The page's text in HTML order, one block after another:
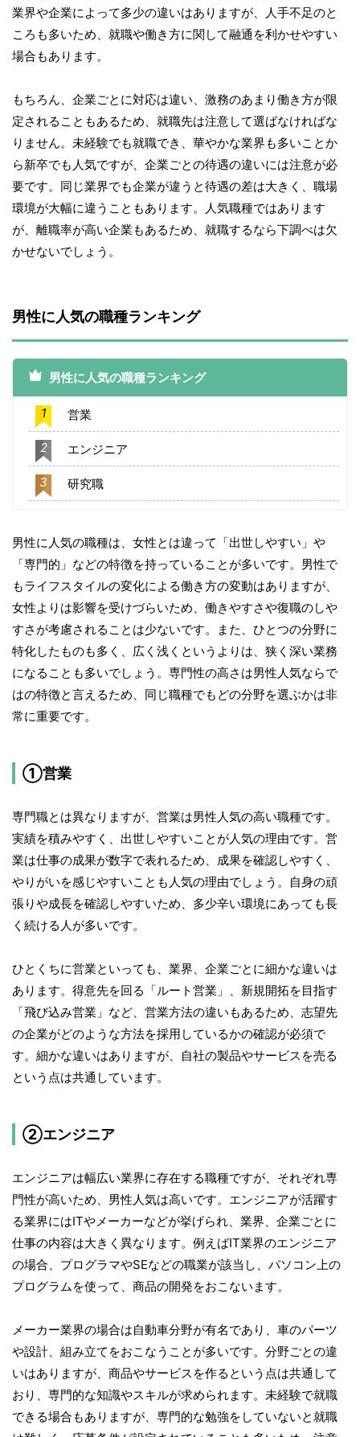
業界や企業によって多少の違いはありますが、人手不足のと
ころも多いため、就職や働き方に関して融通を利かせやすい
場合もあります。
もちろん、企業ごとに対応は違い、激務のあまり働き方が限
定されることもあるため、就職先は注意して選ばなければな
りません。未経験でも就職でき、華やかな業界も多いことか
ら新卒でも人気ですが、企業ごとの待遇の違いには注意が必
要です。同じ業界でも企業が違うと待遇の差は大きく、職場
環境が大幅に違うこともあります。人気職種ではあります
が、離職率が高い企業もあるため、就職するなら下調べは欠
かせないでしょう。
男性に人気の職種ランキング
男性に人気の職種ランキング
1 営業
2 エンジニア
3 研究職
男性に人気の職種は、女性とは違って「出世しやすい」や
「専門的」などの特徴を持っていることが多いです。男性で
もライフスタイルの変化による働き方の変動はありますが、
女性よりは影響を受けづらいため、働きやすさや復職のしや
すさが考慮されることは少ないです。また、ひとつの分野に
特化したものも多く、広く浅くというよりは、狭く深い業務
になることも多いでしょう。専門性の高さは男性人気ならで
はの特徴と言えるため、同じ職種でもどの分野を選ぶかは非
常に重要です。
①営業
専門職とは異なりますが、営業は男性人気の高い職種です。
実績を積みやすく、出世しやすいことが人気の理由です。営
業は仕事の成果が数字で表れるため、成果を確認しやすく、
やりがいを感じやすいことも人気の理由でしょう。自身の頑
張りや成長を確認しやすいため、多少辛い環境にあっても長
く続ける人が多いです。
ひとくちに営業といっても、業界、企業ごとに細かな違いは
あります。得意先を回る「ルート営業」、新規開拓を目指す
「飛び込み営業」など、営業方法の違いもあるため、志望先
の企業がどのような方法を採用しているかの確認が必須で
す。細かな違いはありますが、自社の製品やサービスを売る
という点は共通しています。
②エンジニア
エンジニアは幅広い業界に存在する職種ですが、それぞれ専
門性が高いため、男性人気は高いです。エンジニアが活躍す
る業界にはITやメーカーなどが挙げられ、業界、企業ごとに
仕事の内容は大きく異なります。例えばIT業界のエンジニア
の場合、プログラマやSEなどの職業が該当し、パソコン上の
プログラムを使って、商品の開発をおこないます。
メーカー業界の場合は自動車分野が有名であり、車のパーツ
や設計、組み立てをおこなうことが多いです。分野ごとの違
いはありますが、商品やサービスを作るという点は共通して
おり、専門的な知識やスキルが求められます。未経験で就職
できる場合もありますが、専門的な勉強をしていないと就職